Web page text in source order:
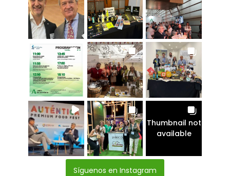
Thumbnail not
available
Síguenos en Instagram